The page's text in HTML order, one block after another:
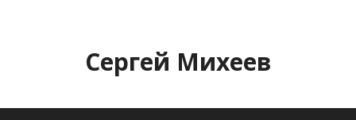
содержимомуСергей Михеев